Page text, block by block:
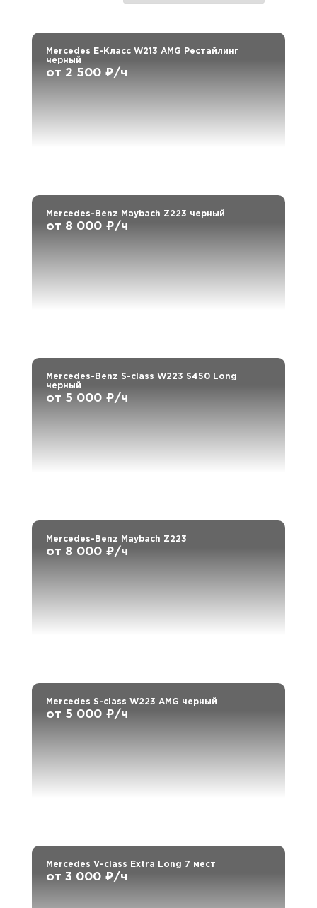
Mercedes E-Класс W213 AMG Рестайлинг
черный
от 2 500 ₽/ч
Mercedes-Benz Maybach Z223 черный
от 8 000 ₽/ч
Mercedes-Benz S-class W223 S450 Long
черный
от 5 000 ₽/ч
Mercedes-Benz Maybach Z223
от 8 000 ₽/ч
Mercedes S-class W223 AMG черный
от 5 000 ₽/ч
Mercedes V-class Extra Long 7 мест
от 3 000 ₽/ч